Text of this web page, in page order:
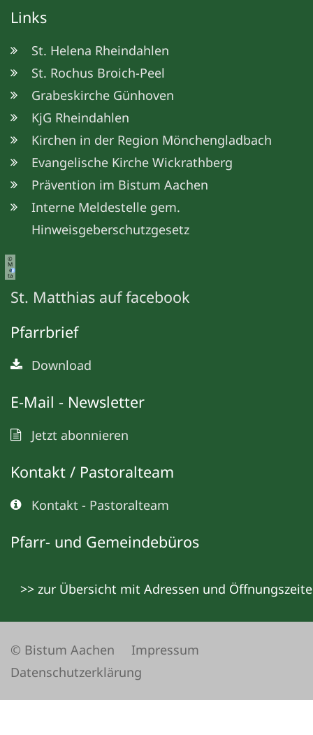
Links
St. Helena Rheindahlen
St. Rochus Broich-Peel
Grabeskirche Günhoven
KjG Rheindahlen
Kirchen in der Region Mönchengladbach
Evangelische Kirche Wickrathberg
Prävention im Bistum Aachen
Interne Meldestelle gem.
Hinweisgeberschutzgesetz
©
M
e
ta
St. Matthias auf facebook
Pfarrbrief
Download
E-Mail - Newsletter
Jetzt abonnieren
Kontakt / Pastoralteam
Kontakt - Pastoralteam
Pfarr- und Gemeindebüros
>> zur Übersicht mit Adressen und
© Bistum Aachen
Impressum
Datenschutzerklärung